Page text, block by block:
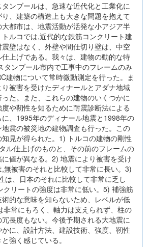
タンブールは、急速な近代化と工業化に
、建築の構造上も大きな問題を抱えて
都市は、地震活動が活発な小アジア半
ルコでは,近代的な鉄筋コンクリート建
壁はなく、外壁や間仕切り壁は、中空
上げである。我々は、建物の動的な特
タンブール市内で工事中のフレームのみ
建物について常時微動測定を行った。ま
被害を受けたディナールとアダナ地域
た。また、これらの建物のいくつかに
や靭性を知るために耐震診断法による
、1995年のディナール地震と1998年の
震の被災地の建物調査も行った。この
見が得られた。1) トルコの建物の剛性
ル仕上げのものと、その前のフレームの
値が異なる。2) 地震により被害を受け
無被害のそれと比較して非常に長い。3)
は、日本のそれに比較して非常に乏し
クリートの強度は非常に低い。5) 補強筋
的な意味を知らないため、レベルが低
非常にもろく、軸力は支えられず、柱の
長度もない。今後予期される大地震に
に、設計方法、建設技術、強度、靭性
強く感じている。